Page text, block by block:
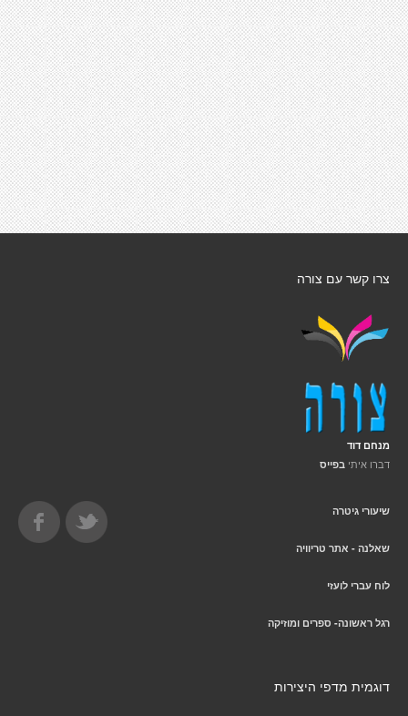
צרו קשר עם צורה
מנחם דוד
דברו איתי בפייס
שיעורי גיטרה
שאלנה - אתר טריוויה
לוח עברי לועזי
רגל ראשונה- ספרים ומוזיקה
דוגמית מדפי היצירות